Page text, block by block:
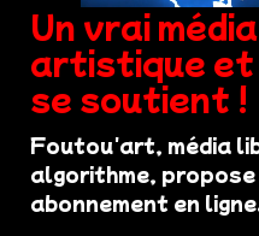
Un vrai
artistique et
se soutient !
Foutou'art, média
algorithme, propose
abonnement en